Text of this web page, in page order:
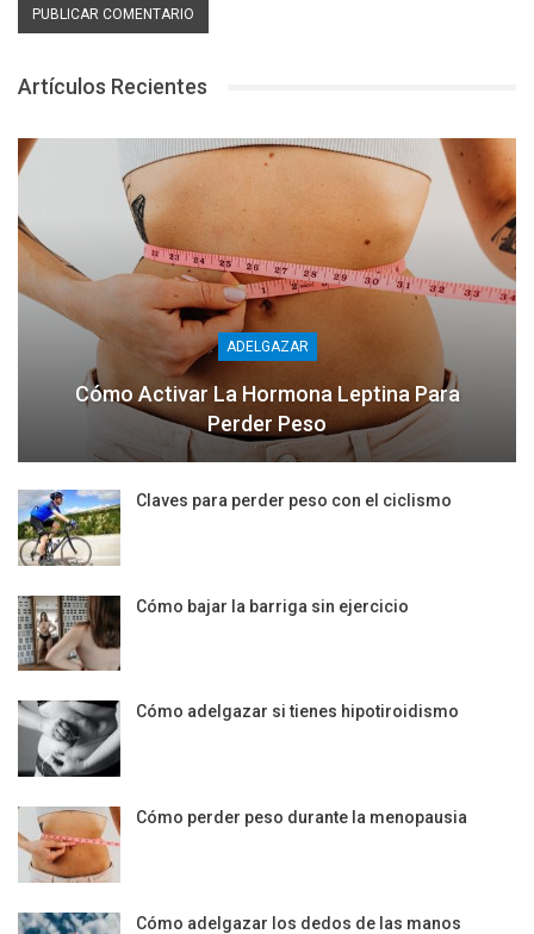
Artículos Recientes
ADELGAZAR
Cómo Activar La Hormona Leptina Para
Perder Peso
Claves para perder peso con el ciclismo
Cómo bajar la barriga sin ejercicio
Cómo adelgazar si tienes hipotiroidismo
Cómo perder peso durante la menopausia
Cómo adelgazar los dedos de las manos